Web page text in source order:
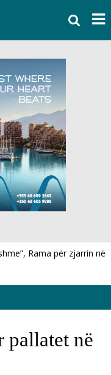
Rama për zjarrin në
pallatet në